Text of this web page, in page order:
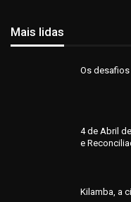
Mais lidas
Os
4 de Abril
e
Kilamba, a